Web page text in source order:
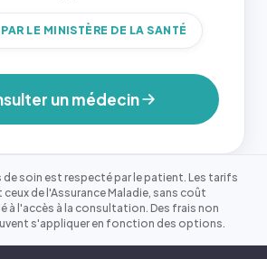
LE MINISTÈRE DE LA SANTÉ
un médecin
de soin est respecté par le patient. Les tarifs
de l'Assurance Maladie, sans coût
à l'accès à la consultation. Des frais non
s'appliquer en fonction des options.